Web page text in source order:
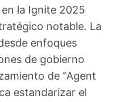
la Ignite 2025
notable. La
enfoques
de gobierno
de "Agent
estandarizar el